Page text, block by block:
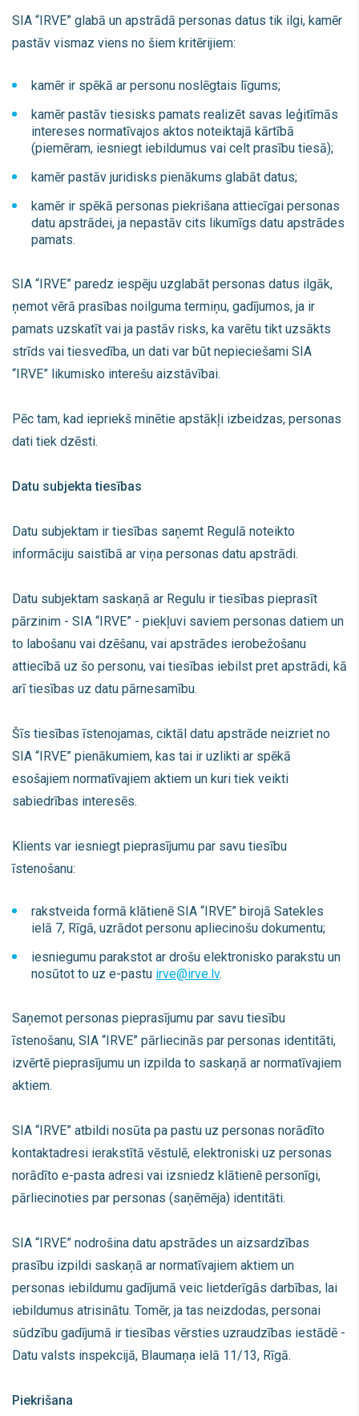
SIA “IRVE” glabā un apstrādā personas datus tik ilgi, kamēr
pastāv vismaz viens no šiem kritērijiem:
kamēr ir spēkā ar personu noslēgtais līgums;
kamēr pastāv tiesisks pamats realizēt savas leģitīmās
intereses normatīvajos aktos noteiktajā kārtībā
(piemēram, iesniegt iebildumus vai celt prasību tiesā);
kamēr pastāv juridisks pienākums glabāt datus;
kamēr ir spēkā personas piekrišana attiecīgai personas
datu apstrādei, ja nepastāv cits likumīgs datu apstrādes
pamats.
SIA “IRVE” paredz iespēju uzglabāt personas datus ilgāk,
ņemot vērā prasības noilguma termiņu, gadījumos, ja ir
pamats uzskatīt vai ja pastāv risks, ka varētu tikt uzsākts
strīds vai tiesvedība, un dati var būt nepieciešami SIA
“IRVE” likumisko interešu aizstāvībai.
Pēc tam, kad iepriekš minētie apstākļi izbeidzas, personas
dati tiek dzēsti.
Datu subjekta tiesības
Datu subjektam ir tiesības saņemt Regulā noteikto
informāciju saistībā ar viņa personas datu apstrādi.
Datu subjektam saskaņā ar Regulu ir tiesības pieprasīt
pārzinim - SIA “IRVE” - piekļuvi saviem personas datiem un
to labošanu vai dzēšanu, vai apstrādes ierobežošanu
attiecībā uz šo personu, vai tiesības iebilst pret apstrādi, kā
arī tiesības uz datu pārnesamību.
Šīs tiesības īstenojamas, ciktāl datu apstrāde neizriet no
SIA “IRVE” pienākumiem, kas tai ir uzlikti ar spēkā
esošajiem normatīvajiem aktiem un kuri tiek veikti
sabiedrības interesēs.
Klients var iesniegt pieprasījumu par savu tiesību
īstenošanu:
rakstveida formā klātienē SIA “IRVE” birojā Satekles
ielā 7, Rīgā, uzrādot personu apliecinošu dokumentu;
iesniegumu parakstot ar drošu elektronisko parakstu un
nosūtot to uz e-pastu irve@irve.lv.
Saņemot personas pieprasījumu par savu tiesību
īstenošanu, SIA “IRVE” pārliecinās par personas identitāti,
izvērtē pieprasījumu un izpilda to saskaņā ar normatīvajiem
aktiem.
SIA “IRVE” atbildi nosūta pa pastu uz personas norādīto
kontaktadresi ierakstītā vēstulē, elektroniski uz personas
norādīto e-pasta adresi vai izsniedz klātienē personīgi,
pārliecinoties par personas (saņēmēja) identitāti.
SIA “IRVE” nodrošina datu apstrādes un aizsardzības
prasību izpildi saskaņā ar normatīvajiem aktiem un
personas iebildumu gadījumā veic lietderīgās darbības, lai
iebildumus atrisinātu. Tomēr, ja tas neizdodas, personai
sūdzību gadījumā ir tiesības vērsties uzraudzības iestādē -
Datu valsts inspekcijā, Blaumaņa ielā 11/13, Rīgā.
Piekrišana